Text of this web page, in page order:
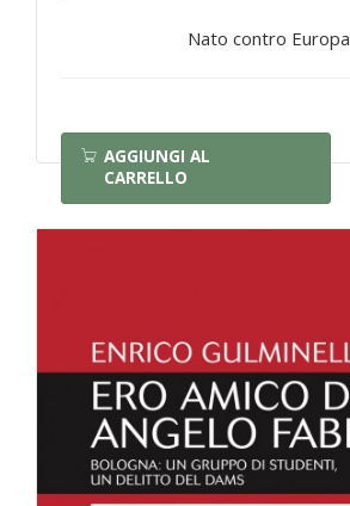
Nato contro Europa
AGGIUNGI AL
CARRELLO